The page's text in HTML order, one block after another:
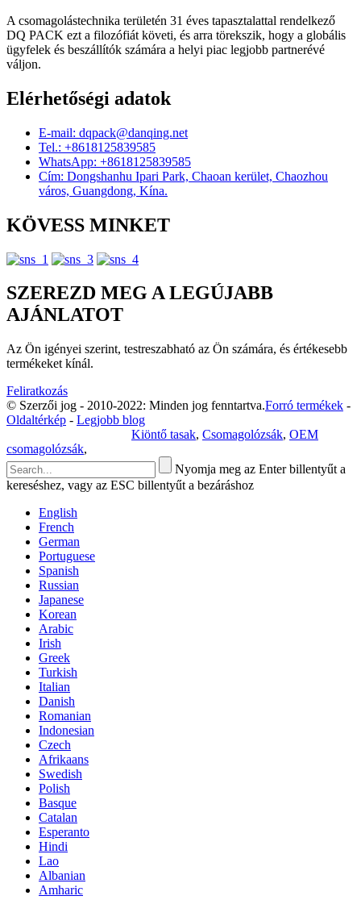
A csomagolástechnika területén 31 éves tapasztalattal rendelkező
DQ PACK ezt a filozófiát követi, és arra törekszik, hogy a globális
ügyfelek és beszállítók számára a helyi piac legjobb partnerévé
váljon.
Elérhetőségi adatok
E-mail: dqpack@danqing.net
Tel.: +8618125839585
WhatsApp: +8618125839585
Cím: Dongshanhu Ipari Park, Chaoan kerület, Chaozhou
város, Guangdong, Kína.
KÖVESS MINKET
SZEREZD MEG A LEGÚJABB
AJÁNLATOT
Az Ön igényei szerint, testreszabható az Ön számára, és értékesebb
termékeket kínál.
Feliratkozás
© Szerzői jog - 2010-2022: Minden jog fenntartva.Forró termékek -
Oldaltérkép - Legjobb blog
Kiöntő tasak, Csomagolózsák, OEM
csomagolózsák,
Nyomja meg az Enter billentyűt a
kereséshez, vagy az ESC billentyűt a bezáráshoz
English
French
German
Portuguese
Spanish
Russian
Japanese
Korean
Arabic
Irish
Greek
Turkish
Italian
Danish
Romanian
Indonesian
Czech
Afrikaans
Swedish
Polish
Basque
Catalan
Esperanto
Hindi
Lao
Albanian
Amharic